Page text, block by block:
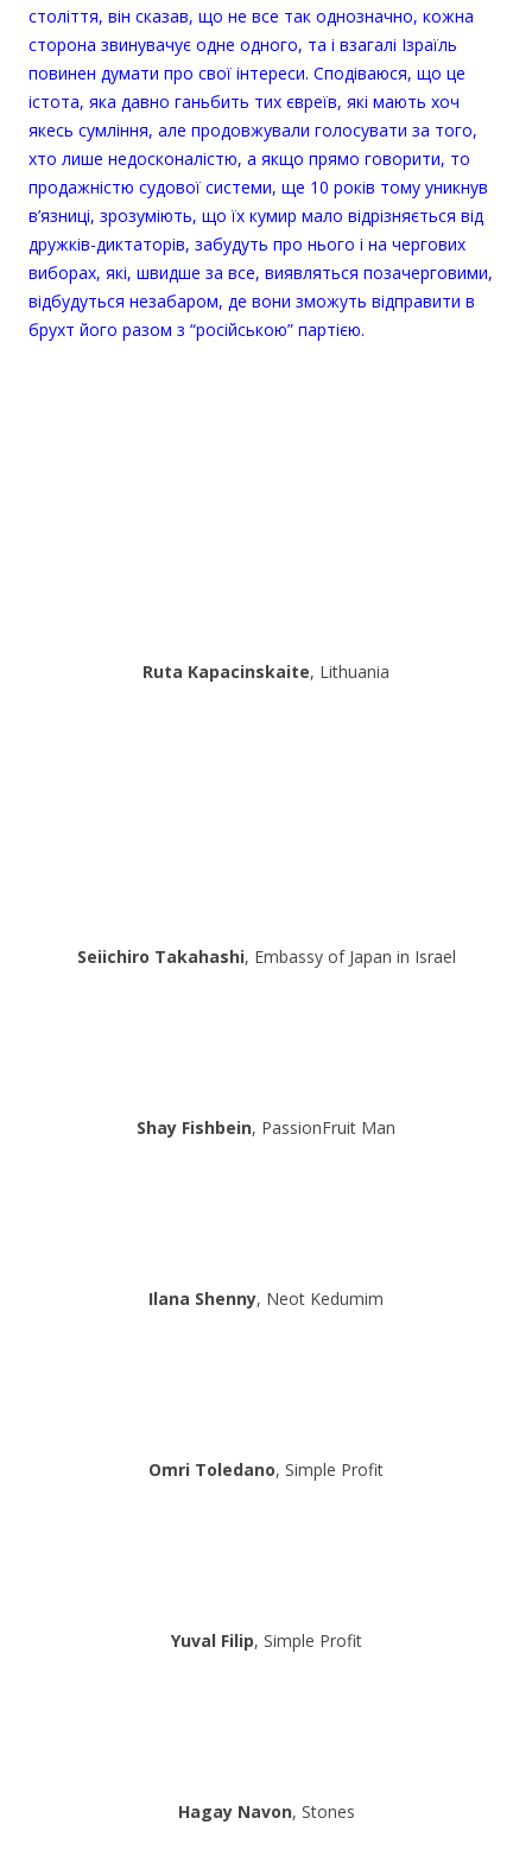
століття, він сказав, що не все так однозначно, кожна
сторона звинувачує одне одного, та i взагалі Ізраїль
повинен думати про свої інтереси. Сподіваюся, що це
істота, яка давно ганьбить тих євреїв, які мають хоч
якесь сумління, але продовжували голосувати за того,
хто лише недосконалістю, а якщо прямо говорити, то
продажністю судової системи, ще 10 років тому уникнув
в’язниці, зрозуміють, що їх кумир мало відрізняється від
дружків-диктаторів, забудуть про нього і на чергових
виборах, які, швидше за все, виявляться позачерговими,
відбудуться незабаром, де вони зможуть відправити в
брухт його разом з “російською” партією.
Ruta Kapacinskaite, Lithuania
Seiichiro Takahashi, Embassy of Japan in Israel
Shay Fishbein, PassionFruit Man
Ilana Shenny, Neot Kedumim
Omri Toledano, Simple Profit
Yuval Filip, Simple Profit
Hagay Navon, Stones